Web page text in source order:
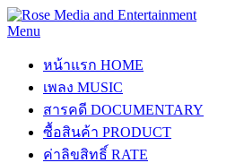
Menu
หน้าแรก HOME
เพลง MUSIC
สารคดี DOCUMENTARY
ซื้อสินค้า PRODUCT
ค่าลิขสิทธิ์ RATE